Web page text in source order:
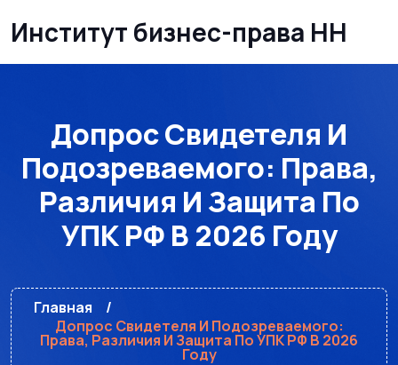
Институт бизнес-права НН
Допрос Свидетеля И
Подозреваемого: Права,
Различия И Защита По
УПК РФ В 2026 Году
Главная
Допрос Свидетеля И Подозреваемого:
Права, Различия И Защита По УПК РФ В 2026
Году